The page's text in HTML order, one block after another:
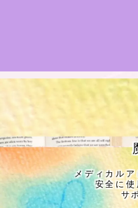
公式ウェブサイト『
Cジャスミン瑠璃地楽
プロフィールメディカル
安全に
サ